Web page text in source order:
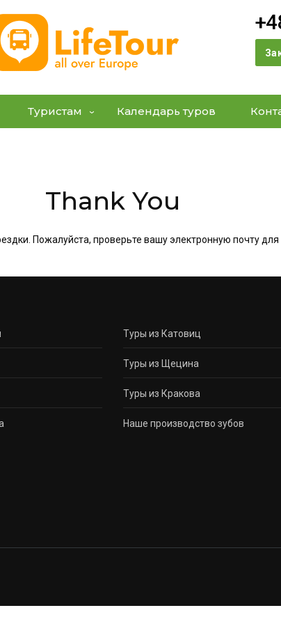
Туристам Календарь туров
Thank You
Пожалуйста, проверьте вашу электронную почту
Туры из Катовиц
Туры из Щецина
Туры из Кракова
Наше производство зубов